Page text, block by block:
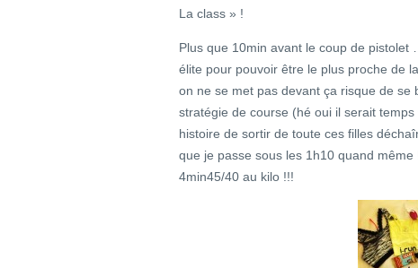
La class » !
Plus que 10min avant le coup de
élite pour pouvoir être le plus proche de
on ne se met pas devant ça risque de se
stratégie de course (hé oui il serait
histoire de sortir de toute ces filles
que je passe sous les 1h10 quand
4min45/40 au kilo !!!